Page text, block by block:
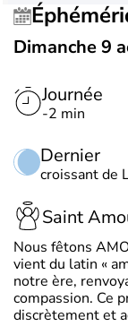
Dimanche 9
Journée
-2 min
Dernier
croissant de
Saint
Nous fêtons
vient du latin «
notre ère,
compassion. Ce
discrètement et